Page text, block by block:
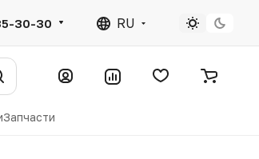
30-30 RU
Запчасти